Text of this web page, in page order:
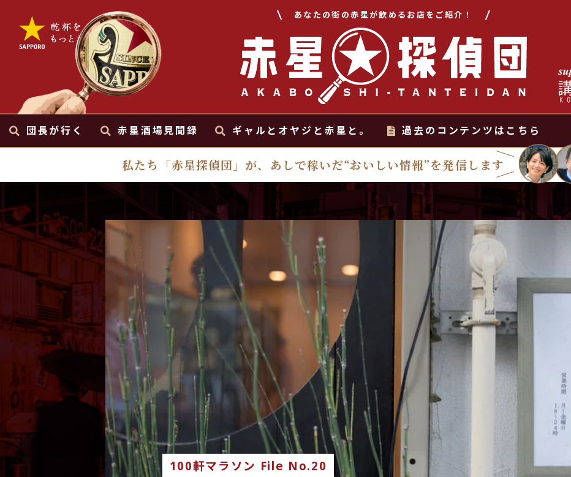
あなたの街の赤星が飲めるお店をご紹介！
団長が行く 赤星酒場見聞録 ギャルとオヤジと赤星と。 過去のコンテンツはこちら
私たち「赤星探偵団」が、 あしで稼いだ“おいしい情報”を発信します
100軒マラソン
100軒マラソン File No.20